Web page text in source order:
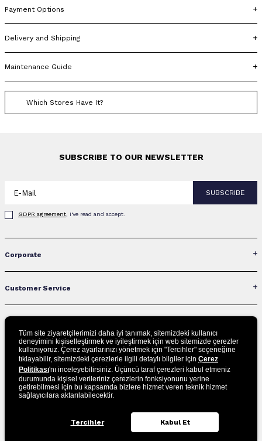
Payment Options
Delivery and Shipping
Maintenance Guide
Which Stores Have It?
SUBSCRIBE TO OUR NEWSLETTER
SUBSCRIBE
GDPR agreement, I've read and accept.
Corporate
Customer Service
Contact Us
Categories
Social Media
Tüm site ziyaretçilerimizi daha iyi tanımak, sitemizdeki kullanıcı
deneyimini kişiselleştirmek ve iyileştirmek için web sitemizde çerezler
kullanıyoruz. Çerez ayarlarınızı yönetmek için "Tercihler" seçeneğine
tıklayabilir, sitemizdeki çerezlerle ilgili detaylı bilgiler için Çerez
Politikası'nı inceleyebilirsiniz. Üçüncü taraf çerezleri kabul etmeniz
durumunda kişisel verileriniz çerezlerin fonksiyonunu yerine
getirebilmesi için bu kapsamda bizlere hizmet veren teknik hizmet
sağlayıcılara aktarılabilecektir.
Tercihler Kabul Et